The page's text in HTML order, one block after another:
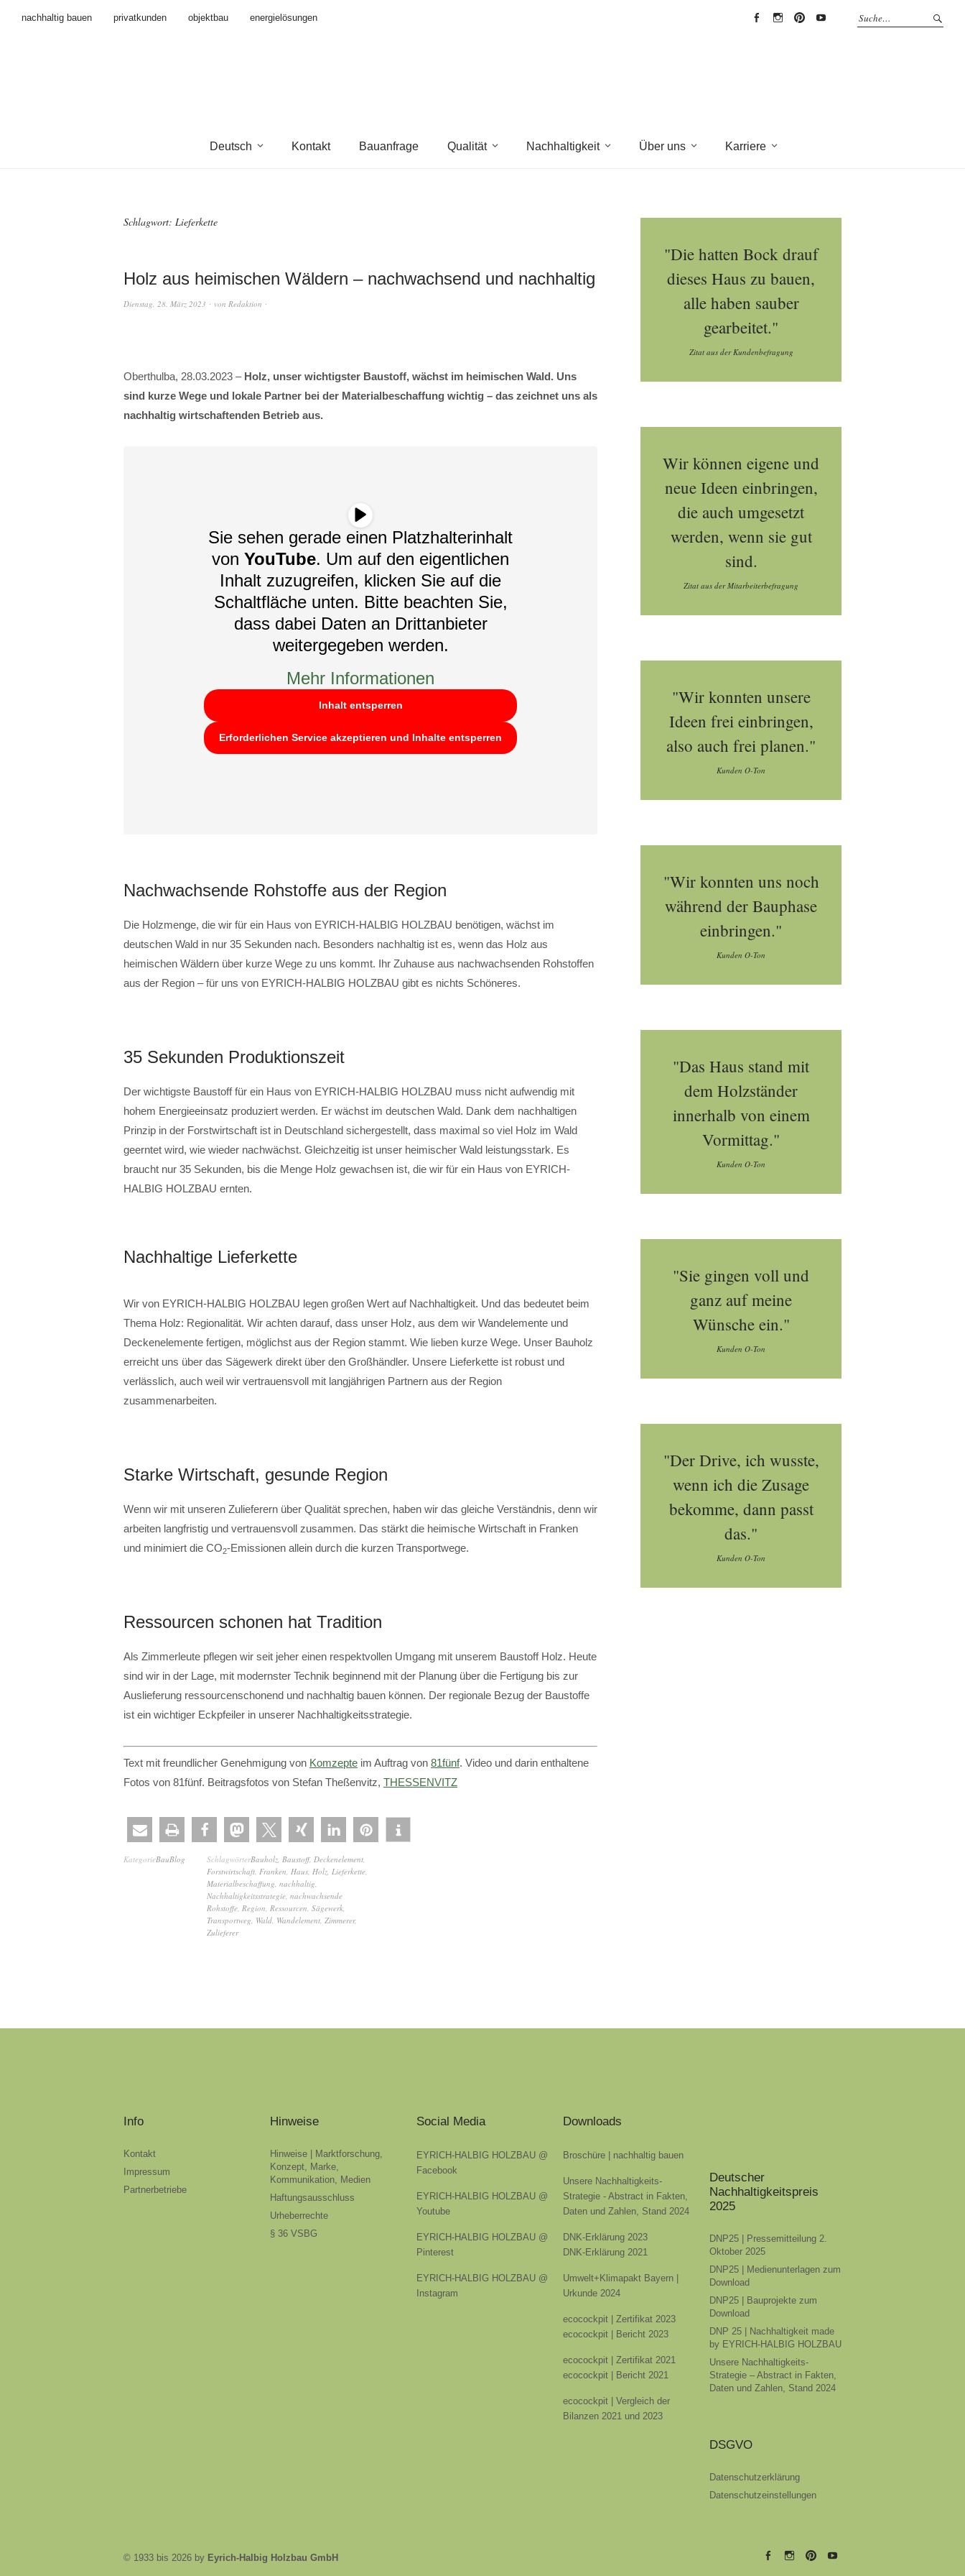
nachhaltig bauen privatkunden objektbau
energielösungen
Deutsch Kontakt Bauanfrage Qualität Nachhaltigkeit Über uns Karriere
Schlagwort: Lieferkette
Holz aus heimischen Wäldern – nachwachsend und nachhaltig
Dienstag, 28. März 2023 von Redaktion
Oberthulba, 28.03.2023 – Holz, unser wichtigster Baustoff, wächst im heimischen Wald. Uns
sind kurze Wege und lokale Partner bei der Materialbeschaffung wichtig – das zeichnet uns als
nachhaltig wirtschaftenden Betrieb aus.
Sie sehen gerade einen Platzhalterinhalt
von YouTube. Um auf den eigentlichen
Inhalt zuzugreifen, klicken Sie auf die
Schaltfläche unten. Bitte beachten Sie,
dass dabei Daten an Drittanbieter
weitergegeben werden.
Mehr Informationen
Inhalt entsperren
Erforderlichen Service akzeptieren und Inhalte entsperren
Nachwachsende Rohstoffe aus der Region
Die Holzmenge, die wir für ein Haus von EYRICH-HALBIG HOLZBAU benötigen, wächst im
deutschen Wald in nur 35 Sekunden nach. Besonders nachhaltig ist es, wenn das Holz aus
heimischen Wäldern über kurze Wege zu uns kommt. Ihr Zuhause aus nachwachsenden Rohstoffen
aus der Region – für uns von EYRICH-HALBIG HOLZBAU gibt es nichts Schöneres.
35 Sekunden Produktionszeit
Der wichtigste Baustoff für ein Haus von EYRICH-HALBIG HOLZBAU muss nicht aufwendig mit
hohem Energieeinsatz produziert werden. Er wächst im deutschen Wald. Dank dem nachhaltigen
Prinzip in der Forstwirtschaft ist in Deutschland sichergestellt, dass maximal so viel Holz im Wald
geerntet wird, wie wieder nachwächst. Gleichzeitig ist unser heimischer Wald leistungsstark. Es
braucht nur 35 Sekunden, bis die Menge Holz gewachsen ist, die wir für ein Haus von EYRICH-
HALBIG HOLZBAU ernten.
Nachhaltige Lieferkette
Wir von EYRICH-HALBIG HOLZBAU legen großen Wert auf Nachhaltigkeit. Und das bedeutet beim
Thema Holz: Regionalität. Wir achten darauf, dass unser Holz, aus dem wir Wandelemente und
Deckenelemente fertigen, möglichst aus der Region stammt. Wie lieben kurze Wege. Unser Bauholz
erreicht uns über das Sägewerk direkt über den Großhändler. Unsere Lieferkette ist robust und
verlässlich, auch weil wir vertrauensvoll mit langjährigen Partnern aus der Region
zusammenarbeiten.
Starke Wirtschaft, gesunde Region
Wenn wir mit unseren Zulieferern über Qualität sprechen, haben wir das gleiche Verständnis, denn wir
arbeiten langfristig und vertrauensvoll zusammen. Das stärkt die heimische Wirtschaft in Franken
und minimiert die CO2-Emissionen allein durch die kurzen Transportwege.
Ressourcen schonen hat Tradition
Als Zimmerleute pflegen wir seit jeher einen respektvollen Umgang mit unserem Baustoff Holz. Heute
sind wir in der Lage, mit modernster Technik beginnend mit der Planung über die Fertigung bis zur
Auslieferung ressourcenschonend und nachhaltig bauen können. Der regionale Bezug der Baustoffe
ist ein wichtiger Eckpfeiler in unserer Nachhaltigkeitsstrategie.
Text mit freundlicher Genehmigung von Komzepte im Auftrag von 81fünf. Video und darin enthaltene
Fotos von 81fünf. Beitragsfotos von Stefan Theßenvitz, THESSENVITZ
KategorieBauBlog SchlagwörterBauholz Baustoff, Deckenelement
Forstwirtschaft Franken Haus Holz Lieferkette
Materialbeschaffung nachhaltig
Nachhaltigkeitsstrategie nachwachsende
Rohstoffe Region Ressourcen Sägewerk
Transportweg Wald Wandelement Zimmerer,
Zulieferer
"Die hatten Bock drauf
dieses Haus zu bauen,
alle haben sauber
gearbeitet."
Zitat aus der Kundenbefragung
Wir können eigene und
neue Ideen einbringen,
die auch umgesetzt
werden, wenn sie gut
sind.
Zitat aus der Mitarbeiterbefragung
"Wir konnten unsere
Ideen frei einbringen,
also auch frei planen."
Kunden O-Ton
"Wir konnten uns noch
während der Bauphase
einbringen."
Kunden O-Ton
"Das Haus stand mit
dem Holzständer
innerhalb von einem
Vormittag."
Kunden O-Ton
"Sie gingen voll und
ganz auf meine
Wünsche ein."
Kunden O-Ton
"Der Drive, ich wusste,
wenn ich die Zusage
bekomme, dann passt
das."
Kunden O-Ton
Info
Kontakt
Impressum
Partnerbetriebe
Hinweise
Hinweise | Marktforschung,
Konzept, Marke,
Kommunikation, Medien
Haftungsausschluss
Urheberrechte
§ 36 VSBG
Social Media
EYRICH-HALBIG HOLZBAU @
Facebook
EYRICH-HALBIG HOLZBAU @
Youtube
EYRICH-HALBIG HOLZBAU @
Pinterest
EYRICH-HALBIG HOLZBAU @
Instagram
Downloads
Broschüre | nachhaltig bauen
Unsere Nachhaltigkeits-
Strategie - Abstract in Fakten,
Daten und Zahlen, Stand 2024
DNK-Erklärung 2023
DNK-Erklärung 2021
Umwelt+Klimapakt Bayern |
Urkunde 2024
ecocockpit | Zertifikat 2023
ecocockpit | Bericht 2023
ecocockpit | Zertifikat 2021
ecocockpit | Bericht 2021
ecocockpit | Vergleich der
Bilanzen 2021 und 2023
Deutscher
Nachhaltigkeitspreis
2025
DNP25 | Pressemitteilung 2.
Oktober 2025
DNP25 | Medienunterlagen zum
Download
DNP25 | Bauprojekte zum
Download
DNP 25 | Nachhaltigkeit made
by EYRICH-HALBIG HOLZBAU
Unsere Nachhaltigkeits-
Strategie – Abstract in Fakten,
Daten und Zahlen, Stand 2024
DSGVO
Datenschutzerklärung
Datenschutzeinstellungen
© 1933 bis 2026 by Eyrich-Halbig Holzbau GmbH